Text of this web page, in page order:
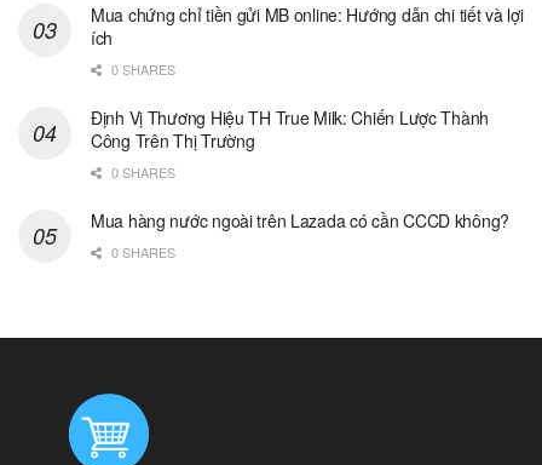
Mua chứng chỉ tiền gửi MB online: Hướng dẫn chi tiết và lợi
ích
0 SHARES
Định Vị Thương Hiệu TH True Milk: Chiến Lược Thành
Công Trên Thị Trường
0 SHARES
Mua hàng nước ngoài trên Lazada có cần CCCD không?
0 SHARES